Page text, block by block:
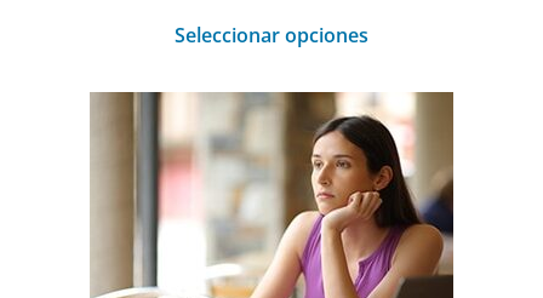
Seleccionar opciones